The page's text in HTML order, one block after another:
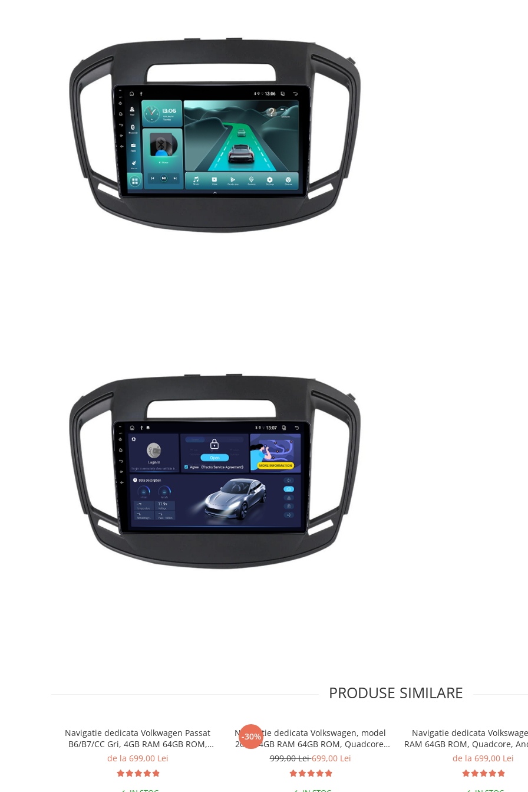
PRODUSE SIMILARE
Navigatie dedicata Volkwagen Passat
B6/B7/CC Gri, 4GB RAM 64GB ROM,
Quadcore, Android 14, Display QLED
came
de la 699,00 Lei
-30%
Navigatie dedicata Volkswagen, model
2023, 4GB RAM 64GB ROM, Quadcore,
Android 14, Display QLED 7", DSP,
AHD
999,00 Lei699,00 Lei
Navigatie dedicata
RAM 64GB ROM, Quadcore,
Display QLED, 9",de la 699,00 Lei